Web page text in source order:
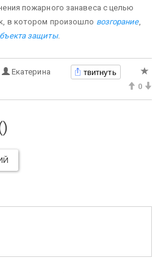
пожарного занавеса с целью
в котором произошло возгорание,
защиты.
Екатерина твитнуть
0
)